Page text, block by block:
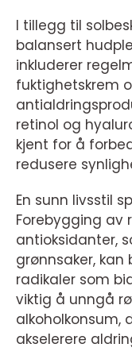
I tillegg til
balansert
inkluderer
fuktighetskrem
retinol og
kjent for å
redusere
En sunn livsstil
Forebygging av
antioksidanter,
grønnsaker,
radikaler som
viktig å unngå
alkoholkonsum,
akselerere